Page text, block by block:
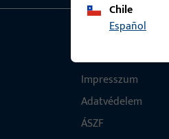
Chile
Español
Impresszum
Adatvédelem
ÁSZF